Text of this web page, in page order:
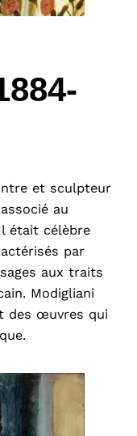
et sculpteur
au
était célèbre
par
aux traits
Modigliani
des œuvres qui